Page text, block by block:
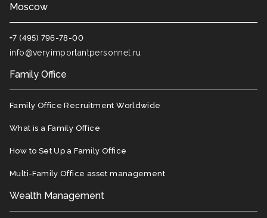
Moscow
+7 (495) 796-78-00
info@veryimportantpersonnel.ru
Family Office
Family Office Recruitment Worldwide
What is a Family Office
How to Set Up a Family Office
Multi-Family Office asset management
Wealth Management